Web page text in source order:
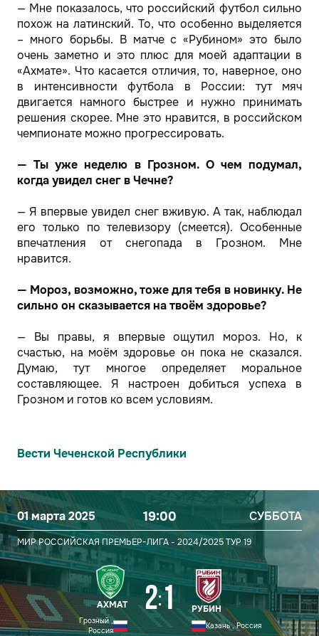
— Мне показалось, что российский футбол сильно
похож на латинский. То, что особенно выделяется
– много борьбы. В матче с «Рубином» это было
очень заметно и это плюс для моей адаптации в
«Ахмате». Что касается отличия, то, наверное, оно
в интенсивности футбола в России: тут мяч
двигается намного быстрее и нужно принимать
решения скорее. Мне это нравится, в российском
чемпионате можно прогрессировать.
— Ты уже неделю в Грозном. О чем подумал,
когда увидел снег в Чечне?
— Я впервые увидел снег вживую. А так, наблюдал
его только по телевизору (смеется). Особенные
впечатления от снегопада в Грозном. Мне
нравится.
— Мороз, возможно, тоже для тебя в новинку. Не
сильно он сказывается на твоём здоровье?
— Вы правы, я впервые ощутил мороз. Но, к
счастью, на моём здоровье он пока не сказался.
Думаю, тут многое определяет моральное
составляющее. Я настроен добиться успеха в
Грозном и готов ко всем условиям.
Вести Чеченской Республики
01 марта 2025 19:00 СУББОТА
МИР РОССИЙСКАЯ ПРЕМЬЕР-ЛИГА - 2024/2025ТУР 19
АХМАТ
Грозный ,
Россия
2:1 РУБИН
Казань , Россия